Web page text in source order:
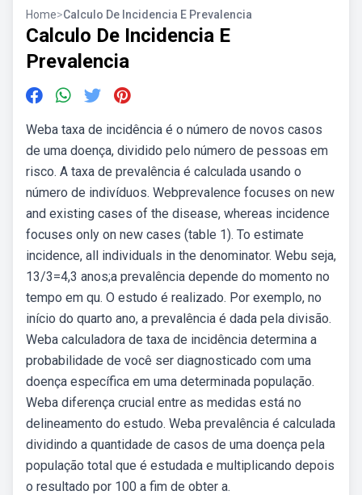
Home>Calculo De Incidencia E Prevalencia
Calculo De Incidencia E
Prevalencia
Weba taxa de incidência é o número de novos casos
de uma doença, dividido pelo número de pessoas em
risco. A taxa de prevalência é calculada usando o
número de indivíduos. Webprevalence focuses on new
and existing cases of the disease, whereas incidence
focuses only on new cases (table 1). To estimate
incidence, all individuals in the denominator. Webu seja,
13/3=4,3 anos;a prevalência depende do momento no
tempo em qu. O estudo é realizado. Por exemplo, no
início do quarto ano, a prevalência é dada pela divisão.
Weba calculadora de taxa de incidência determina a
probabilidade de você ser diagnosticado com uma
doença específica em uma determinada população.
Weba diferença crucial entre as medidas está no
delineamento do estudo. Weba prevalência é calculada
dividindo a quantidade de casos de uma doença pela
população total que é estudada e multiplicando depois
o resultado por 100 a fim de obter a.